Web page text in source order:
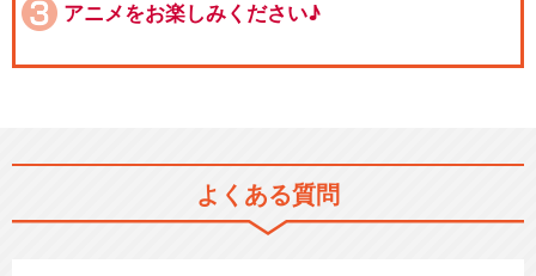
アニメをお楽しみください♪
よくある質問